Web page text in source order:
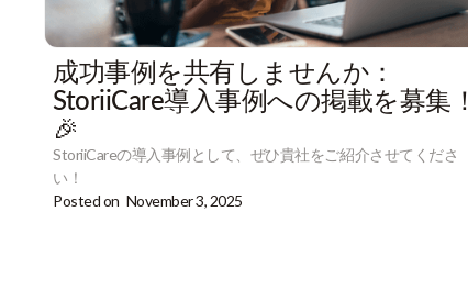
成功事例を共有しませんか：
StoriiCare導入事例への掲載を募集！
🎉
StoriiCareの導入事例として、ぜひ貴社をご紹介させてくださ
い！
Posted on November 3, 2025